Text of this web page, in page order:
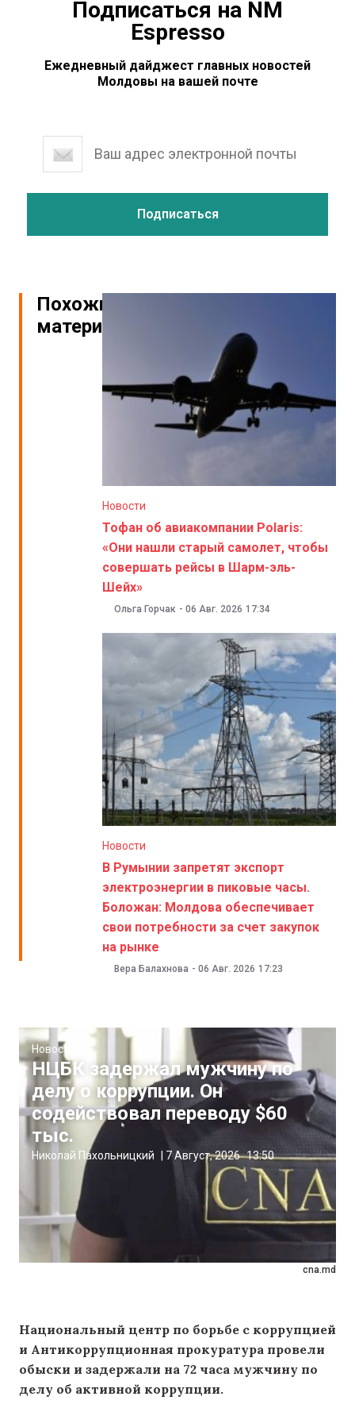
Подписаться на NM
Espresso
Ежедневный дайджест главных новостей
Молдовы на вашей почте
Похожие
материалы
Новости
Тофан об авиакомпании Polaris:
«Они нашли старый самолет, чтобы
совершать рейсы в Шарм-эль-
Шейх»
Ольга Горчак - 06 Авг. 2026 17:34
Новости
В Румынии запретят экспорт
электроэнергии в пиковые часы.
Боложан: Молдова обеспечивает
свои потребности за счет закупок
на рынке
Вера Балахнова - 06 Авг. 2026 17:23
cna.md
Новости
НЦБК задержал мужчину по
делу о коррупции. Он
содействовал переводу $60
тыс.
Николай Пахольницкий 7 Август, 2026 13:50
Национальный центр по борьбе с коррупцией
и Антикоррупционная прокуратура провели
обыски и задержали на 72 часа мужчину по
делу об активной коррупции.